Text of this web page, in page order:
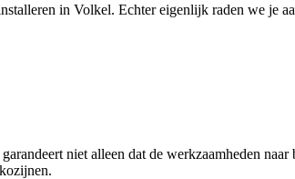
in Volkel. Echter eigenlijk raden we je
niet alleen dat de werkzaamheden